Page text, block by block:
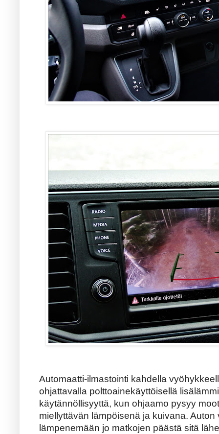
Automaatti-ilmastointi kahdella
ohjattavalla polttoainekäyttöisellä
käytännöllisyyttä, kun ohjaamo pysyy
miellyttävän lämpöisenä ja kuivana. Auton
lämpenemään jo matkojen päästä sitä